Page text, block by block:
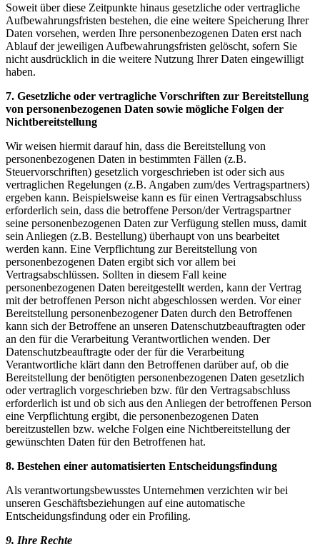
Soweit über diese Zeitpunkte hinaus gesetzliche oder vertragliche
Aufbewahrungsfristen bestehen, die eine weitere Speicherung Ihrer
Daten vorsehen, werden Ihre personenbezogenen Daten erst nach
Ablauf der jeweiligen Aufbewahrungsfristen gelöscht, sofern Sie
nicht ausdrücklich in die weitere Nutzung Ihrer Daten eingewilligt
haben.
7. Gesetzliche oder vertragliche Vorschriften zur Bereitstellung
von personenbezogenen Daten sowie mögliche Folgen der
Nichtbereitstellung
Wir weisen hiermit darauf hin, dass die Bereitstellung von
personenbezogenen Daten in bestimmten Fällen (z.B.
Steuervorschriften) gesetzlich vorgeschrieben ist oder sich aus
vertraglichen Regelungen (z.B. Angaben zum/des Vertragspartners)
ergeben kann. Beispielsweise kann es für einen Vertragsabschluss
erforderlich sein, dass die betroffene Person/der Vertragspartner
seine personenbezogenen Daten zur Verfügung stellen muss, damit
sein Anliegen (z.B. Bestellung) überhaupt von uns bearbeitet
werden kann. Eine Verpflichtung zur Bereitstellung von
personenbezogenen Daten ergibt sich vor allem bei
Vertragsabschlüssen. Sollten in diesem Fall keine
personenbezogenen Daten bereitgestellt werden, kann der Vertrag
mit der betroffenen Person nicht abgeschlossen werden. Vor einer
Bereitstellung personenbezogener Daten durch den Betroffenen
kann sich der Betroffene an unseren Datenschutzbeauftragten oder
an den für die Verarbeitung Verantwortlichen wenden. Der
Datenschutzbeauftragte oder der für die Verarbeitung
Verantwortliche klärt dann den Betroffenen darüber auf, ob die
Bereitstellung der benötigten personenbezogenen Daten gesetzlich
oder vertraglich vorgeschrieben bzw. für den Vertragsabschluss
erforderlich ist und ob sich aus den Anliegen der betroffenen Person
eine Verpflichtung ergibt, die personenbezogenen Daten
bereitzustellen bzw. welche Folgen eine Nichtbereitstellung der
gewünschten Daten für den Betroffenen hat.
8. Bestehen einer automatisierten Entscheidungsfindung
Als verantwortungsbewusstes Unternehmen verzichten wir bei
unseren Geschäftsbeziehungen auf eine automatische
Entscheidungsfindung oder ein Profiling.
9. Ihre Rechte